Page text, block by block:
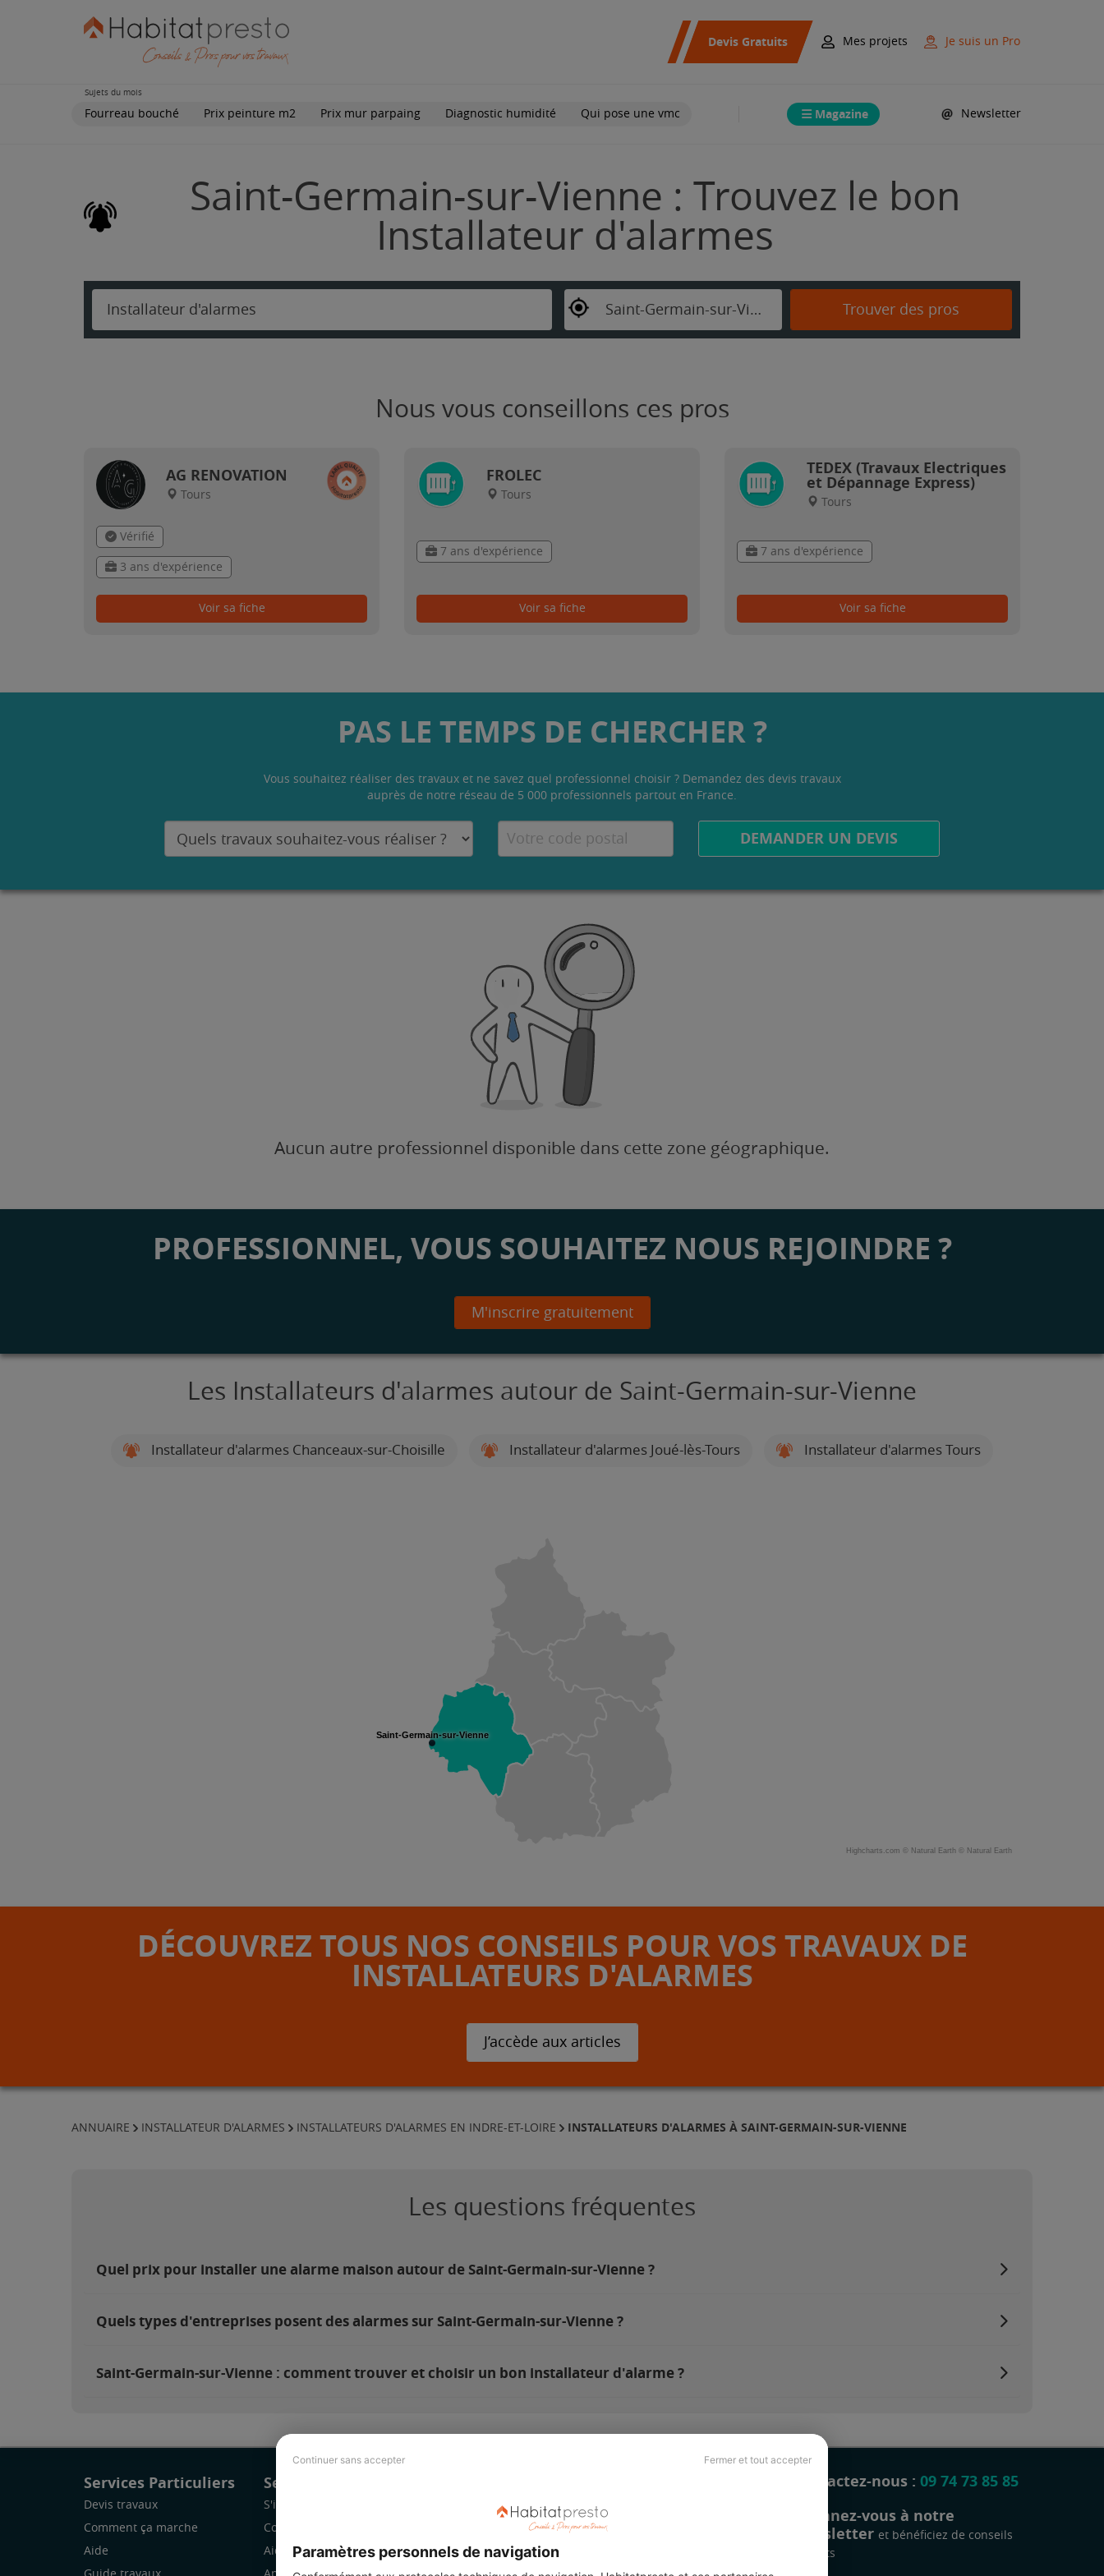
Continuer sans accepter Fermer et tout accepter
Paramètres personnels de navigation
Devis Gratuits Mes projets Je suis un Pro
Sujets du mois
Fourreau bouché Prix peinture m2 Prix mur parpaing Diagnostic humidité Qui pose une vmc Magazine Newsletter
Saint-Germain-sur-Vienne : Trouvez le bon
Installateur d'alarmes
Installateur d'alarmes Saint-Germain-sur-Vienne Trouver des pros
Nous vous conseillons ces pros
AG RENOVATION
Tours
Vérifié
3 ans d'expérience
Voir sa fiche
FROLEC
Tours
7 ans d'expérience
Voir sa fiche
TEDEX (Travaux Electriques
et Dépannage Express)
Tours
7 ans d'expérience
Voir sa fiche
PAS LE TEMPS DE CHERCHER ?
Vous souhaitez réaliser des travaux et ne savez quel professionnel choisir ? Demandez des devis travaux
auprès de notre réseau de 5 000 professionnels partout en France.
DEMANDER UN DEVIS
Aucun autre professionnel disponible dans cette zone géographique.
PROFESSIONNEL, VOUS SOUHAITEZ NOUS REJOINDRE ?
M'inscrire gratuitement
Les Installateurs d'alarmes autour de Saint-Germain-sur-Vienne
Installateur d'alarmes Chanceaux-sur-Choisille Installateur d'alarmes Joué-lès-Tours Installateur d'alarmes Tours
Saint-Germain-sur-Vienne
Highcharts.com © Natural Earth © Natural Earth
DÉCOUVREZ TOUS NOS CONSEILS POUR VOS TRAVAUX DE
INSTALLATEURS D'ALARMES
J’accède aux articles
ANNUAIRE INSTALLATEUR D'ALARMES INSTALLATEURS D'ALARMES EN INDRE-ET-LOIRE INSTALLATEURS D'ALARMES À SAINT-GERMAIN-SUR-VIENNE
Les questions fréquentes
Quel prix pour installer une alarme maison autour de Saint-Germain-sur-Vienne ?
Quels types d'entreprises posent des alarmes sur Saint-Germain-sur-Vienne ?
Saint-Germain-sur-Vienne : comment trouver et choisir un bon installateur d'alarme ?
Services Particuliers
Devis travaux
Comment ça marche
Aide
Services Pro
S'inscrire
Comment ça marche
Aide
Revue de presse
Contactez-nous : 09 74 73 85 85
Abonnez-vous à notre
newsletter et bénéficiez de conseils
gratuits